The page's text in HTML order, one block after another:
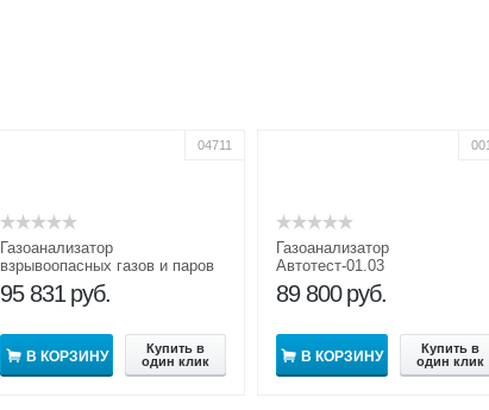
04711
Газоанализатор
взрывоопасных газов и паров
СИГМА-1М
95 831 руб.
В КОРЗИНУ
Купить в
один клик
Газоанализатор
Автотест-01.03
89 800 руб.
В КОРЗИНУ
Купить в
один клик